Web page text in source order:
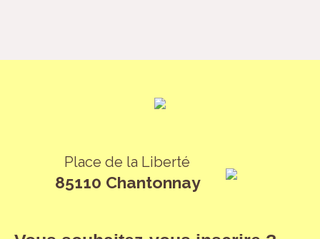
Place de la Liberté
85110 Chantonnay